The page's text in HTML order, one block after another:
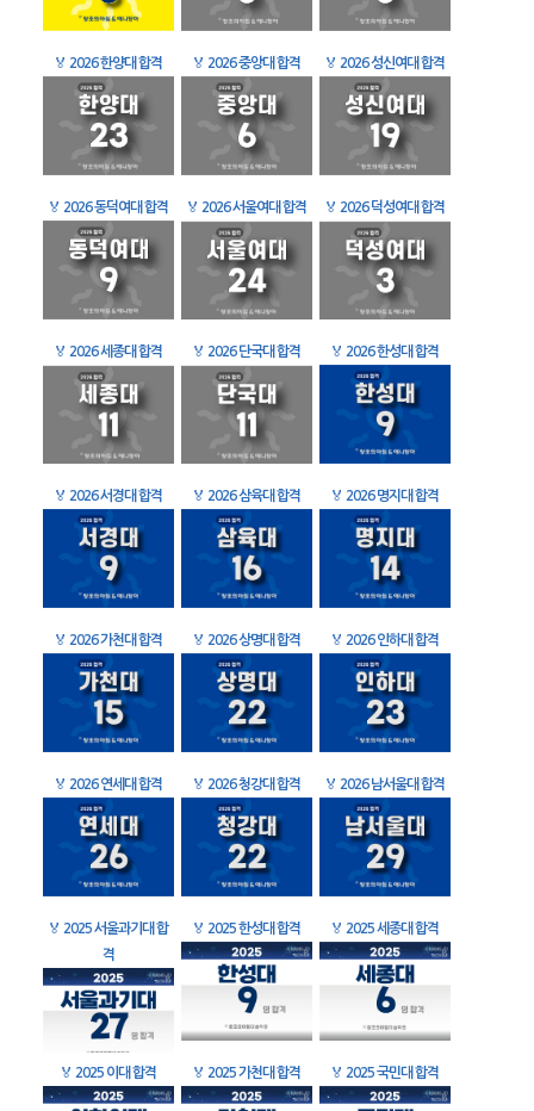
🏅 2026 한양대 합격 🏅 2026 중앙대 합격 🏅 2026 성신여대 합격
🏅 2026 동덕여대 합격 🏅 2026 서울여대 합격 🏅 2026 덕성여대 합격
🏅 2026 세종대 합격 🏅 2026 단국대 합격 🏅 2026 한성대 합격
🏅 2026 서경대 합격 🏅 2026 삼육대 합격 🏅 2026 명지대 합격
🏅 2026 가천대 합격 🏅 2026 상명대 합격 🏅 2026 인하대 합격
🏅 2026 연세대 합격 🏅 2026 청강대 합격 🏅 2026 남서울대 합격
🏅 2025 서울과기대 합
격
🏅 2025 한성대 합격 🏅 2025 세종대 합격
🏅 2025 이대 합격 🏅 2025 가천대 합격 🏅 2025 국민대 합격